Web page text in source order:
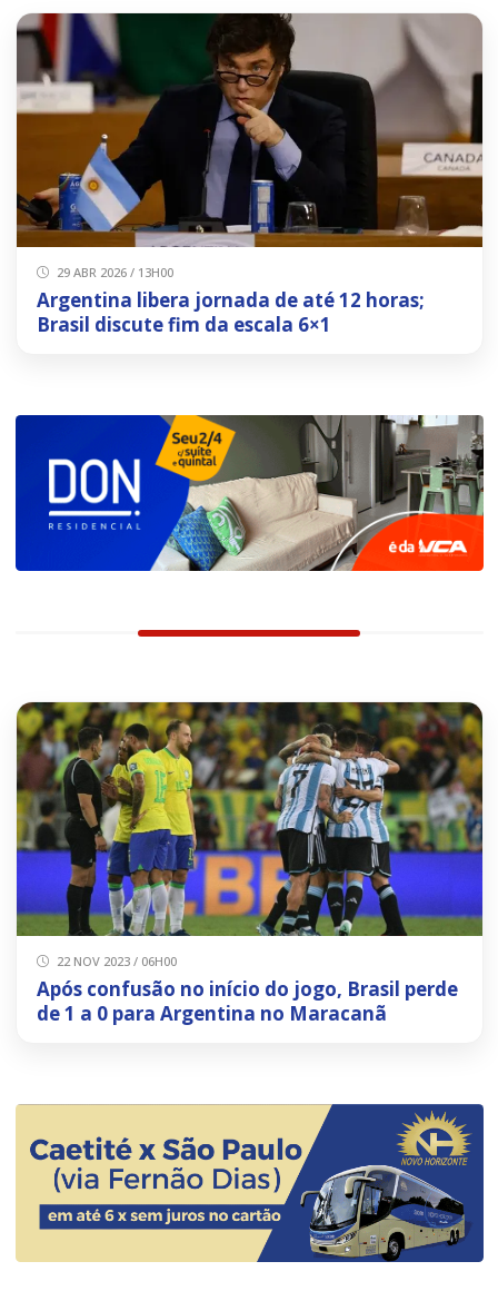
29 ABR 2026 / 13H00
Argentina libera jornada de até 12 horas;
Brasil discute fim da escala 6×1
22 NOV 2023 / 06H00
Após confusão no início do jogo, Brasil perde
de 1 a 0 para Argentina no Maracanã